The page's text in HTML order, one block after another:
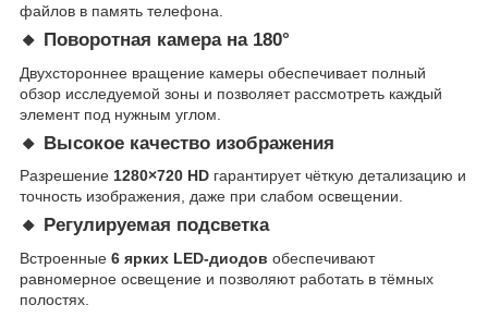
файлов в память телефона.
🔸 Поворотная камера на 180°
Двухстороннее вращение камеры обеспечивает полный
обзор исследуемой зоны и позволяет рассмотреть каждый
элемент под нужным углом.
🔸 Высокое качество изображения
Разрешение 1280×720 HD гарантирует чёткую детализацию и
точность изображения, даже при слабом освещении.
🔸 Регулируемая подсветка
Встроенные 6 ярких LED-диодов обеспечивают
равномерное освещение и позволяют работать в тёмных
полостях.